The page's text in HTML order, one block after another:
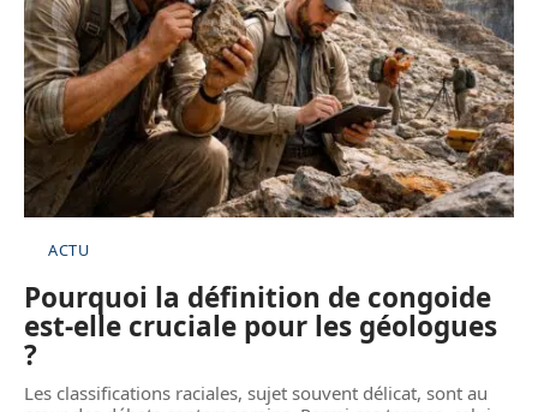
ACTU
Pourquoi la définition de congoide
est-elle cruciale pour les géologues
?
Les classifications raciales, sujet souvent délicat, sont au